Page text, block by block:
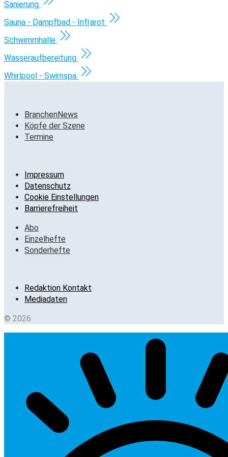
Sanierung
Sauna - Dampfbad - Infrarot
Schwimmhalle
Wasseraufbereitung
Whirlpool - Swimspa
BranchenNews
Köpfe der Szene
Termine
Impressum
Datenschutz
Cookie Einstellungen
Barrierefreiheit
Abo
Einzelhefte
Sonderhefte
Redaktion Kontakt
Mediadaten
© 2026